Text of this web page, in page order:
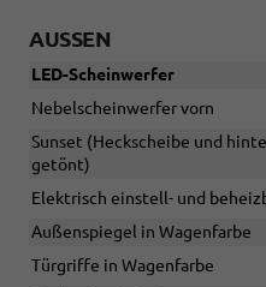
AUSSEN
LED-Scheinwerfer
Nebelscheinwerfer vorn
Sunset (Heckscheibe und
getönt)
Elektrisch einstell- und
Außenspiegel in Wagenfarbe
Türgriffe in Wagenfarbe